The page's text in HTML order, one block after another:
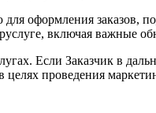
оформления заказов,
включая важные
Если Заказчик в
проведения